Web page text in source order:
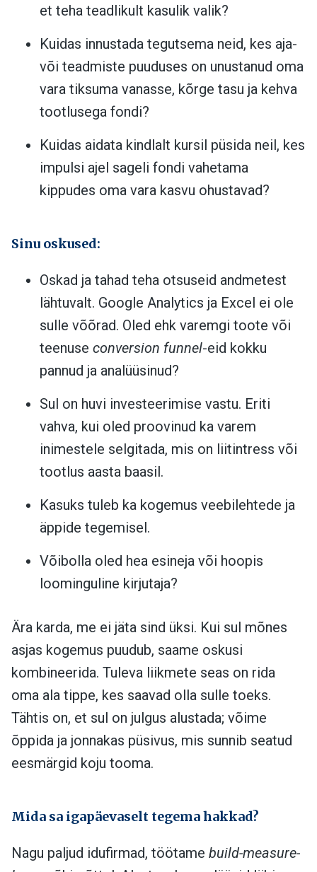
et teha teadlikult kasulik valik?
Kuidas innustada tegutsema neid, kes aja-
või teadmiste puuduses on unustanud oma
vara tiksuma vanasse, kõrge tasu ja kehva
tootlusega fondi?
Kuidas aidata kindlalt kursil püsida neil, kes
impulsi ajel sageli fondi vahetama
kippudes oma vara kasvu ohustavad?
Sinu oskused:
Oskad ja tahad teha otsuseid andmetest
lähtuvalt. Google Analytics ja Excel ei ole
sulle võõrad. Oled ehk varemgi toote või
teenuse conversion funnel-eid kokku
pannud ja analüüsinud?
Sul on huvi investeerimise vastu. Eriti
vahva, kui oled proovinud ka varem
inimestele selgitada, mis on liitintress või
tootlus aasta baasil.
Kasuks tuleb ka kogemus veebilehtede ja
äppide tegemisel.
Võibolla oled hea esineja või hoopis
loominguline kirjutaja?
Ära karda, me ei jäta sind üksi. Kui sul mõnes
asjas kogemus puudub, saame oskusi
kombineerida. Tuleva liikmete seas on rida
oma ala tippe, kes saavad olla sulle toeks.
Tähtis on, et sul on julgus alustada; võime
õppida ja jonnakas püsivus, mis sunnib seatud
eesmärgid koju tooma.
Mida sa igapäevaselt tegema hakkad?
Nagu paljud idufirmad, töötame build-measure-